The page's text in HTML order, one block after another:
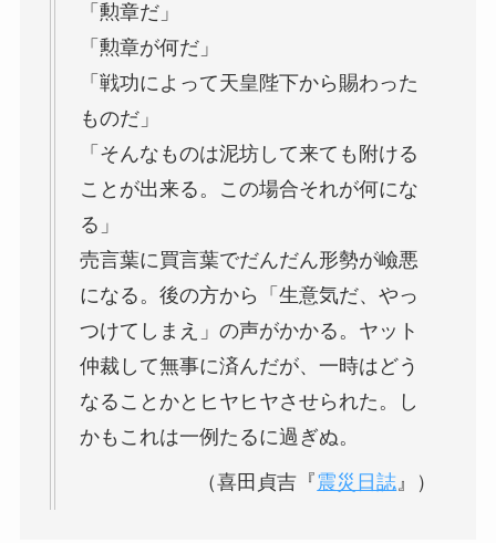
「勲章だ」
「勲章が何だ」
「戦功によって天皇陛下から賜わった
ものだ」
「そんなものは泥坊して来ても附ける
ことが出来る。この場合それが何にな
る」
売言葉に買言葉でだんだん形勢が嶮悪
になる。後の方から「生意気だ、やっ
つけてしまえ」の声がかかる。ヤット
仲裁して無事に済んだが、一時はどう
なることかとヒヤヒヤさせられた。し
かもこれは一例たるに過ぎぬ。
（喜田貞吉『震災日誌』）